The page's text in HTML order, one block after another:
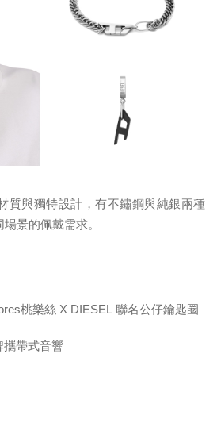
質與獨特設計，有不鏽鋼與純銀兩種
景的佩戴需求。
桃樂絲 X DIESEL 聯名公仔鑰匙圈
攜帶式音響